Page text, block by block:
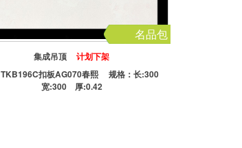
名品包
集成吊顶
计划下架
TKB196C扣板AG070春熙
规格：长:300
宽:300 厚:0.42